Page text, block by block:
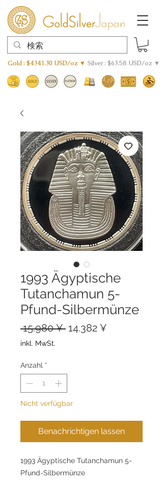
Gold : $4341.30 USD/oz ▼ Silver : $63.58 USD/oz ▼
1993 Ägyptische
Tutanchamun 5-
Pfund-Silbermünze
15.980 ¥ Standardpreis
14.382 ¥
inkl. MwSt.
Anzahl *
Nicht verfügbar
Benachrichtigen lassen
1993 Ägyptische Tutanchamun 5-
Pfund-Silbermünze